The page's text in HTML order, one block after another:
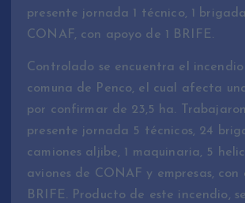
presente jornada 1 técnico, 1
CONAF, con apoyo de 1 BRIFE.
Controlado se encuentra el
comuna de Penco, el cual afecta
por confirmar de 23,5 ha.
presente jornada 5 técnicos, 24
camiones aljibe, 1 maquinaria, 5
aviones de CONAF y empresas, con
BRIFE. Producto de este incendio,